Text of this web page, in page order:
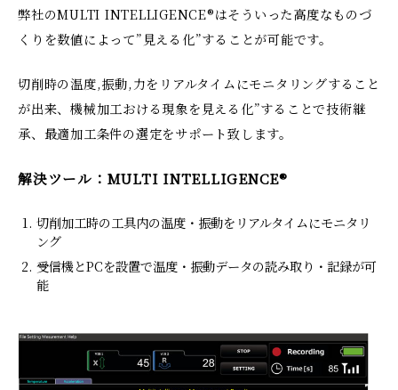
弊社のMULTI INTELLIGENCE®はそういった高度なものづ
くりを数値によって”見える化”することが可能です。
切削時の温度,振動,力をリアルタイムにモニタリングすること
が出来、機械加工おける現象を見える化”することで技術継
承、最適加工条件の選定をサポート致します。
解決ツール：MULTI INTELLIGENCE®
切削加工時の工具内の温度・振動をリアルタイムにモニタリ
ング
受信機とPCを設置で温度・振動データの読み取り・記録が可
能